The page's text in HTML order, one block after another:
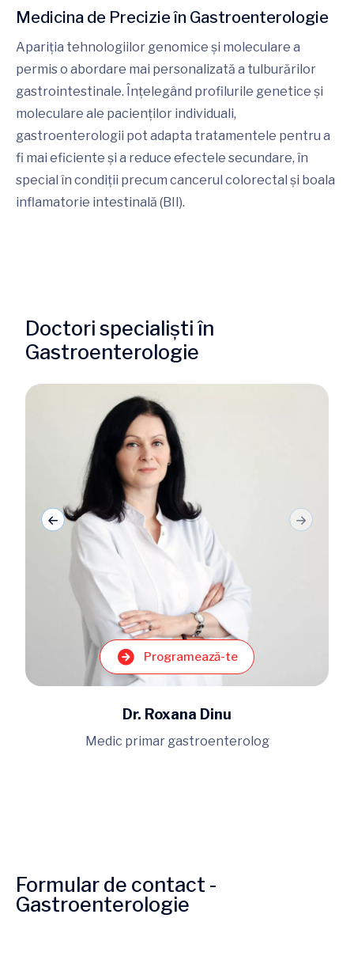
Medicina de Precizie în Gastroenterologie
Apariția tehnologiilor genomice și moleculare a
permis o abordare mai personalizată a tulburărilor
gastrointestinale. Înțelegând profilurile genetice și
moleculare ale pacienților individuali,
gastroenterologii pot adapta tratamentele pentru a
fi mai eficiente și a reduce efectele secundare, în
special în condiții precum cancerul colorectal și boala
inflamatorie intestinală (BII).
Doctori specialiști în
Gastroenterologie
Programează-te
Dr. Roxana Dinu
Medic primar gastroenterolog
Formular de contact -
Gastroenterologie